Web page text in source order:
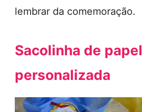
lembrar da comemoração.
Sacolinha de papel
personalizada